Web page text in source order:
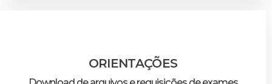
ORIENTAÇÕES